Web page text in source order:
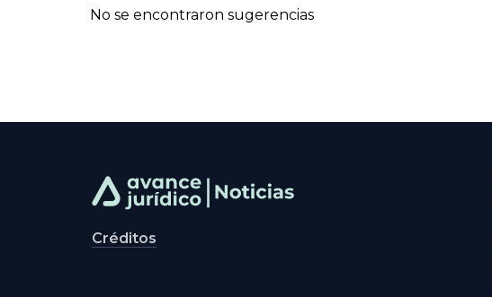
No se encontraron sugerencias
Créditos